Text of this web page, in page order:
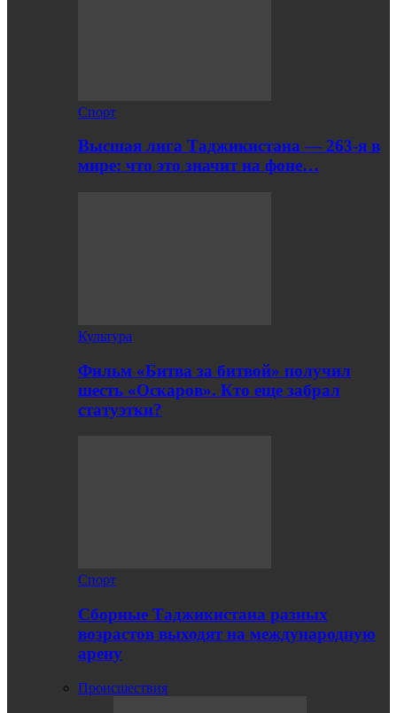
Спорт
Высшая лига Таджикистана — 263-я в
мире: что это значит на фоне…
Культура
Фильм «Битва за битвой» получил
шесть «Оскаров». Кто еще забрал
статуэтки?
Спорт
Сборные Таджикистана разных
возрастов выходят на международную
арену
Происшествия